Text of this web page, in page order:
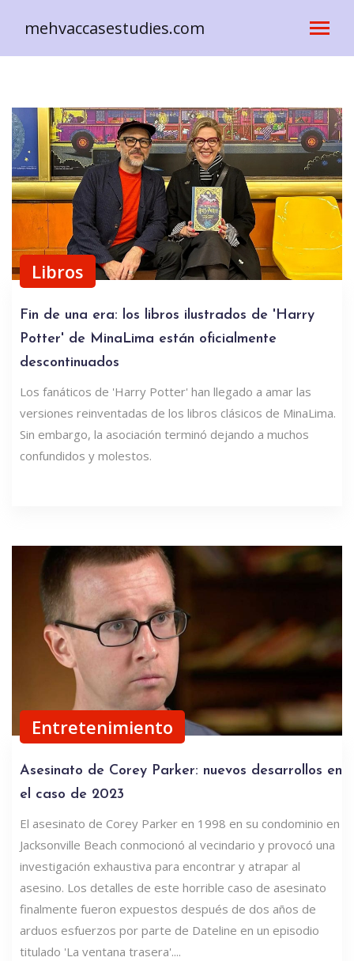
mehvaccasestudies.com
Libros
Fin de una era: los libros ilustrados de 'Harry
Potter' de MinaLima están oficialmente
descontinuados
Los fanáticos de 'Harry Potter' han llegado a amar las
versiones reinventadas de los libros clásicos de MinaLima.
Sin embargo, la asociación terminó dejando a muchos
confundidos y molestos.
Entretenimiento
Asesinato de Corey Parker: nuevos desarrollos en
el caso de 2023
El asesinato de Corey Parker en 1998 en su condominio en
Jacksonville Beach conmocionó al vecindario y provocó una
investigación exhaustiva para encontrar y atrapar al
asesino. Los detalles de este horrible caso de asesinato
finalmente fueron expuestos después de dos años de
arduos esfuerzos por parte de Dateline en un episodio
titulado 'La ventana trasera'....